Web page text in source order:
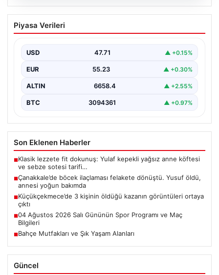
06.08.2026
Çanakkale’de böcek ilaçlaması felakete
dönüştü. Yusuf öldü, annesi yoğun
{"title": "Çanakkale'de Böcek İlaçlaması Felakete
"Çanakkale’nin Barbaros…
Piyasa Verileri
USD 47.71 ▲ +0.15%
EUR 55.23 ▲ +0.30%
ALTIN 6658.4 ▲ +2.55%
BTC 3094361 ▲ +0.97%
Son Eklenen Haberler
■Klasik lezzete fit dokunuş: Yulaf kepekli yağsız anne köftesi
ve sebze sotesi tarifi…
■Çanakkale’de böcek ilaçlaması felakete dönüştü. Yusuf öldü,
annesi yoğun bakımda
■Küçükçekmece’de 3 kişinin öldüğü kazanın görüntüleri ortaya
çıktı
■04 Ağustos 2026 Salı Gününün Spor Programı ve Maç
Bilgileri
■Bahçe Mutfakları ve Şık Yaşam Alanları
Güncel